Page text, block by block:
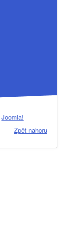
Joomla!
Zpět nahoru